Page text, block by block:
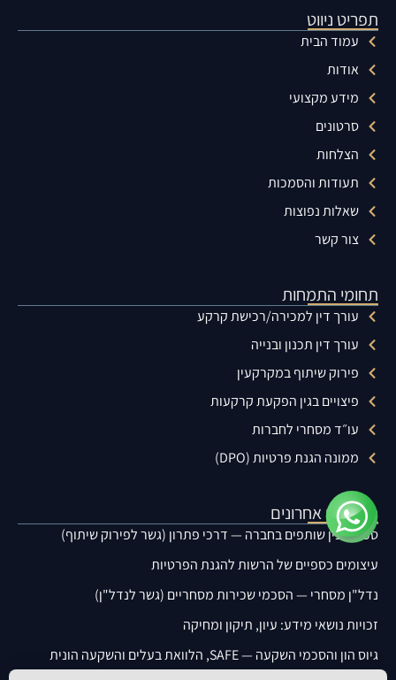
תפריט ניווט
עמוד הבית
אודות
מידע מקצועי
סרטונים
הצלחות
תעודות והסמכות
שאלות נפוצות
צור קשר
תחומי התמחות
עורך דין למכירה/רכישת קרקע
עורך דין תכנון ובנייה
פירוק שיתוף במקרקעין
פיצויים בגין הפקעת קרקעות
עו״ד מסחרי לחברות
ממונה הגנת פרטיות (DPO)
מאמרים אחרונים
סכסוך בין שותפים בחברה — דרכי פתרון (גשר לפירוק שיתוף)
עיצומים כספיים של הרשות להגנת הפרטיות
נדל"ן מסחרי — הסכמי שכירות מסחריים (גשר לנדל"ן)
זכויות נושאי מידע: עיון, תיקון ומחיקה
גיוס הון והסכמי השקעה — SAFE, הלוואת בעלים והשקעה הונית